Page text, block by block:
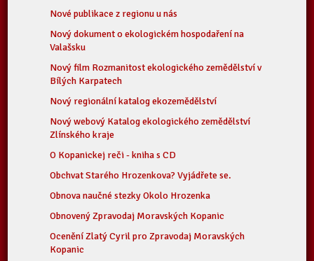
Nové publikace z regionu u nás
Nový dokument o ekologickém hospodaření na
Valašsku
Nový film Rozmanitost ekologického zemědělství v
Bílých Karpatech
Nový regionální katalog ekozemědělství
Nový webový Katalog ekologického zemědělství
Zlínského kraje
O Kopanickej reči - kniha s CD
Obchvat Starého Hrozenkova? Vyjádřete se.
Obnova naučné stezky Okolo Hrozenka
Obnovený Zpravodaj Moravských Kopanic
Ocenění Zlatý Cyril pro Zpravodaj Moravských
Kopanic